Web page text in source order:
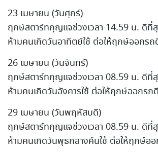
23 เมษายน (วันศุกร์)
ฤกษ์สตาร์ทกุญแจช่วงเวลา 14.59 น. ดีที่
ห้ามคนเกิดวันอาทิตย์ใช้ ต่อให้ฤกษ์ออกรถ
26 เมษายน (วันจันทร์)
ฤกษ์สตาร์ทกุญแจช่วงเวลา 08.59 น. ดีที่
ห้ามคนเกิดวันอังคารใช้ ต่อให้ฤกษ์ออกรถ
29 เมษายน (วันพฤหัสบดี)
ฤกษ์สตาร์ทกุญแจช่วงเวลา 08.59 น. ดีที่
ห้ามคนเกิดวันพุธกลางคืนใช้ ต่อให้ฤกษ์ออ